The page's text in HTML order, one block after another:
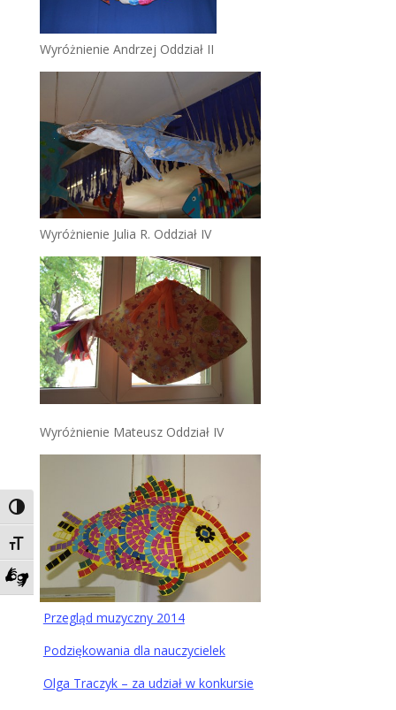
Toggle High Contrast
Toggle Font size
Zadzwoń do tłumacza języka migowego
Wyróżnienie Andrzej Oddział II
Wyróżnienie Julia R. Oddział IV
Wyróżnienie Mateusz Oddział IV
Przegląd muzyczny 2014
Podziękowania dla nauczycielek
Olga Traczyk – za udział w konkursie